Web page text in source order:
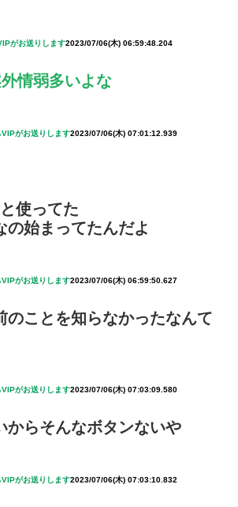
がお送りします2023/07/06(木) 06:59:48.204
情弱多いよな
VIPがお送りします2023/07/06(木) 07:01:12.939
使ってた
の始まってたんだよ
VIPがお送りします2023/07/06(木) 06:59:50.627
のことを知らなかったなんて
VIPがお送りします2023/07/06(木) 07:03:09.580
からそんなボタンないや
VIPがお送りします2023/07/06(木) 07:03:10.832